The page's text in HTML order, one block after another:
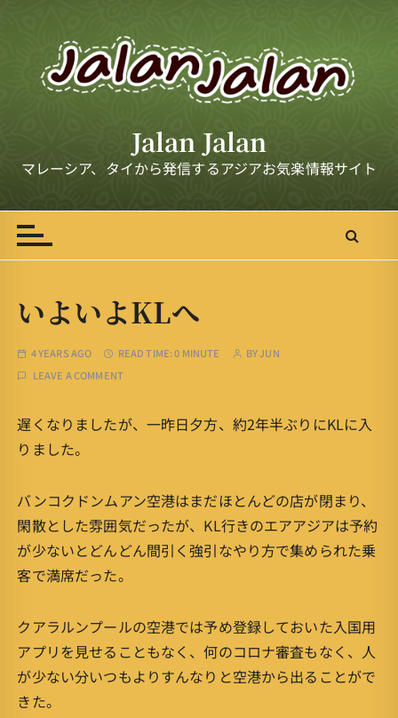
t
n
Jalan Jalan
マレーシア、タイから発信するアジアお気楽情報サイト
いよいよKLへ
4 YEARS AGO READ TIME:0 MINUTE BYJUN
LEAVE A COMMENT
遅くなりましたが、一昨日夕方、約2年半ぶりにKLに入
りました。
バンコクドンムアン空港はまだほとんどの店が閉まり、
閑散とした雰囲気だったが、KL行きのエアアジアは予約
が少ないとどんどん間引く強引なやり方で集められた乗
客で満席だった。
クアラルンプールの空港では予め登録しておいた入国用
アプリを見せることもなく、何のコロナ審査もなく、人
が少ない分いつもよりすんなりと空港から出ることがで
きた。